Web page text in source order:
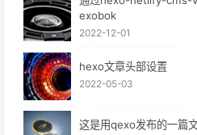
exobok
2022-12-01
hexo文章头部设置
2022-05-03
这是用qexo发布的一篇